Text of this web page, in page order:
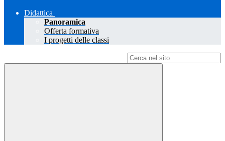
Didattica
Panoramica
Offerta formativa
I progetti delle classi